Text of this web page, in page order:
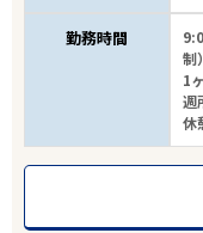
勤務時間
制）
1
週
休